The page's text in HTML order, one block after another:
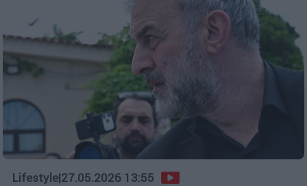
Lifestyle|27.05.2026 13:55